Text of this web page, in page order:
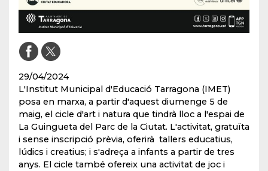
29/04/2024
L'Institut Municipal d'Educació Tarragona (IMET)
posa en marxa, a partir d'aquest diumenge 5 de
maig, el cicle d'art i natura que tindrà lloc a l'espai de
La Guingueta del Parc de la Ciutat. L'activitat, gratuïta
i sense inscripció prèvia, oferirà tallers educatius,
lúdics i creatius; i s'adreça a infants a partir de tres
anys. El cicle també ofereix una activitat de joc i